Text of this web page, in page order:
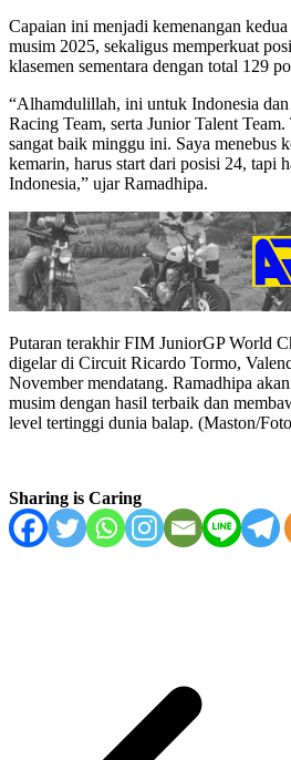
Capaian ini menjadi kemenangan
musim 2025, sekaligus memperkuat
klasemen sementara dengan total 129
“Alhamdulillah, ini untuk Indonesia
Racing Team, serta Junior Talent
sangat baik minggu ini. Saya menebus
kemarin, harus start dari posisi 24, tapi
Indonesia,” ujar Ramadhipa.
Putaran terakhir FIM JuniorGP World
digelar di Circuit Ricardo Tormo,
November mendatang. Ramadhipa
musim dengan hasil terbaik dan
level tertinggi dunia balap. (Maston/
Sharing is Caring